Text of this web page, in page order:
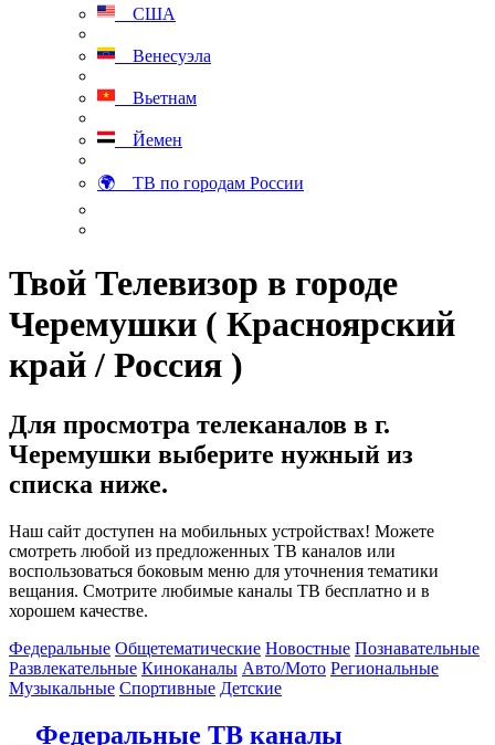
США
Венесуэла
Вьетнам
Йемен
🌍 ТВ по городам России
Твой Телевизор в городе
Черемушки ( Красноярский
край / Россия )
Для просмотра телеканалов в г.
Черемушки выберите нужный из
списка ниже.
Наш сайт доступен на мобильных устройствах! Можете
смотреть любой из предложенных ТВ каналов или
воспользоваться боковым меню для уточнения тематики
вещания. Смотрите любимые каналы ТВ бесплатно и в
хорошем качестве.
Федеральные Общетематические Новостные Познавательные
Развлекательные Киноканалы Авто/Мото Региональные
Музыкальные Спортивные Детские
Федеральные ТВ каналы